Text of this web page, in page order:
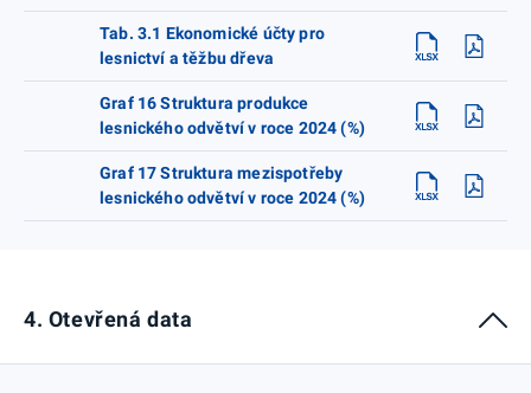
Tab. 3.1 Ekonomické účty pro
lesnictví a těžbu dřeva
Graf 16 Struktura produkce
lesnického odvětví v roce 2024 (%)
Graf 17 Struktura mezispotřeby
lesnického odvětví v roce 2024 (%)
4. Otevřená data